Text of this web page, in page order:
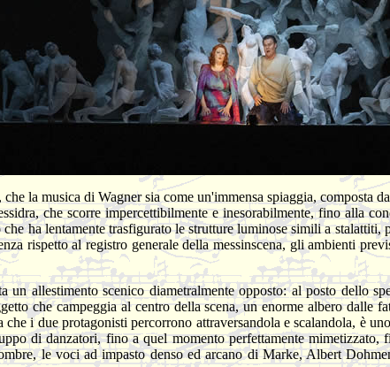
la musica di Wagner sia come un'immensa spiaggia,
che scorre impercettibilmente e inesorabilmente, fino alla
ha lentamente trasfigurato le strutture luminose simili a
rispetto al registro generale della messinscena, gli ambienti
un allestimento scenico diametralmente opposto: al posto dello
che campeggia al centro della scena, un enorme albero dalle
che i due protagonisti percorrono attraversandola e scalandola, è
di danzatori, fino a quel momento perfettamente
le voci ad impasto denso ed arcano di Marke, Albert